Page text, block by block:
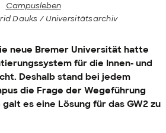
Campusleben
Dauks / Universitätsarchiv
neue Bremer Universität hatte
für die Innen- und
Deshalb stand bei jedem
die Frage der Wegeführung
galt es eine Lösung für das GW2 zu